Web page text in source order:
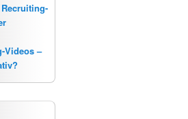
Recruiting-
Videos –